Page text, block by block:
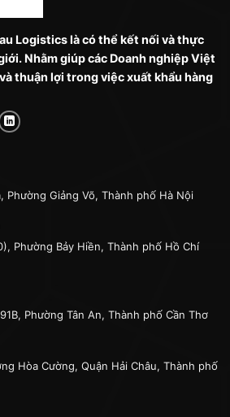
Logistics là có thể kết nối và thực
Nhằm giúp các Doanh nghiệp Việt
thuận lợi trong việc xuất khẩu hàng
Phường Giảng Võ, Thành phố Hà Nội
Phường Bảy Hiền, Thành phố Hồ Chí
Phường Tân An, Thành phố Cần Thơ
Hòa Cường, Quận Hải Châu, Thành phố